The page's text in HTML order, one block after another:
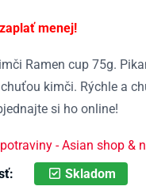
menej!
Ramen cup 75g.
kimči. Rýchle a
si ho online!
Skladom